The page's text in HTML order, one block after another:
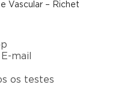
Vascular – Richet
E-mail
os testes